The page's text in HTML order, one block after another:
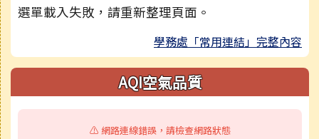
選單載入失敗，請重新整理頁面。
學務處「常用連結」完整內容
AQI空氣品質
⚠️ 網路連線錯誤，請檢查網路狀態